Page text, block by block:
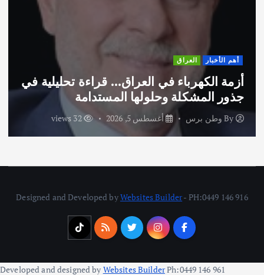
أهم الأخبار ثقافة وفنون
اختتام ورشة السينوغرافيا في مدينة كلباء
الاماراتية
وطن برس أغسطس 3, 2026 44 views
Designed and Developed byWebsites Builder- PH:0449 146 916
Developed and designed by Websites BuilderPh:0449 146 961